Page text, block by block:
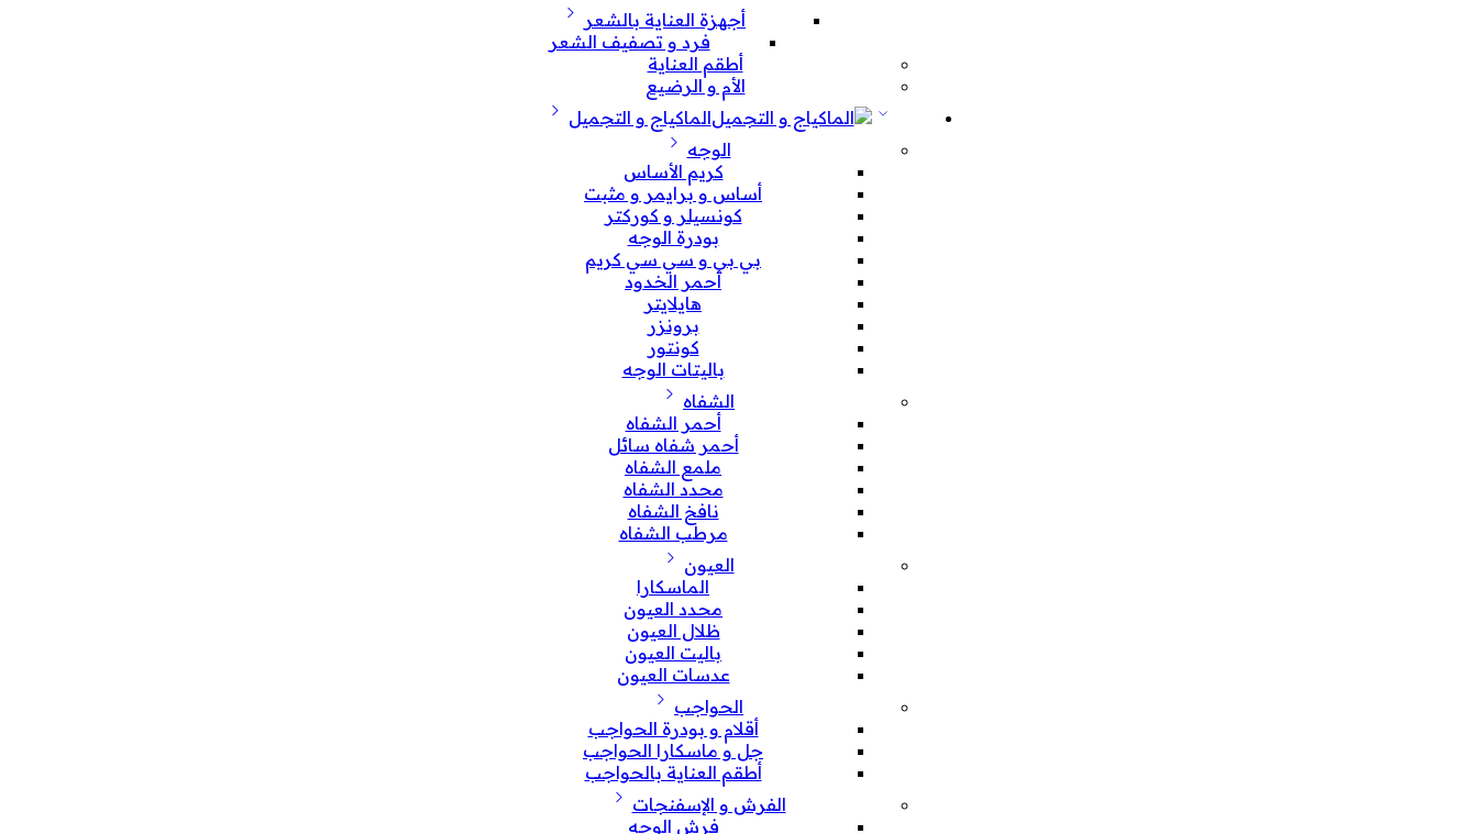
أجهزة العناية بالشعر
فرد و تصفيف الشعر
أطقم العناية
الأم و الرضيع
الماكياج و التجميل
الوجه
كريم الأساس
أساس و برايمر و مثبت
كونسيلر و كوركتر
بودرة الوجه
بي بي و سي سي كريم
أحمر الخدود
هايلايتر
برونزر
كونتور
باليتات الوجه
الشفاه
أحمر الشفاه
أحمر شفاه سائل
ملمع الشفاه
محدد الشفاه
نافخ الشفاه
مرطب الشفاه
العيون
الماسكارا
محدد العيون
ظلال العيون
باليت العيون
عدسات العيون
الحواجب
أقلام و بودرة الحواجب
جل و ماسكارا الحواجب
أطقم العناية بالحواجب
الفرش و الإسفنجات
فرش الوجه